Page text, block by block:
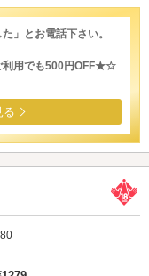
」とお電話下さい。
利用でも500円OFF★☆
る
星のうち4.5